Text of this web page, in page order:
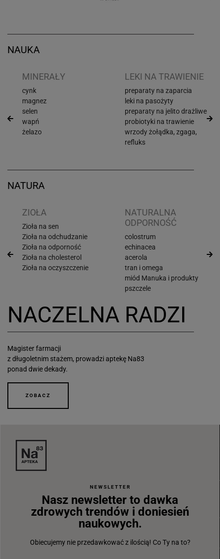
NAUKA
MINERAŁY
cynk
magnez
selen
wapń
żelazo
LEKI NA TRAWIENIE
preparaty na zaparcia
leki na pasożyty
preparaty na jelito drażliwe
probiotyki na trawienie
wrzody żołądka, zgaga,
refluks
NATURA
ZIOŁA
Zioła na sen
Zioła na odchudzanie
Zioła na odporność
Zioła na cholesterol
Zioła na oczyszczenie
NATURALNA
ODPORNOŚĆ
colostrum
echinacea
acerola
tran i omega
miód Manuka i produkty
pszczele
NACZELNA RADZI
Magister farmacji
z długoletnim stażem, prowadzi aptekę Na83
ponad dwie dekady.
ZOBACZ
NEWSLETTER
Nasz newsletter to dawka
zdrowych trendów i doniesień
naukowych.
Obiecujemy nie przedawkować z ilością! Co Ty na to?